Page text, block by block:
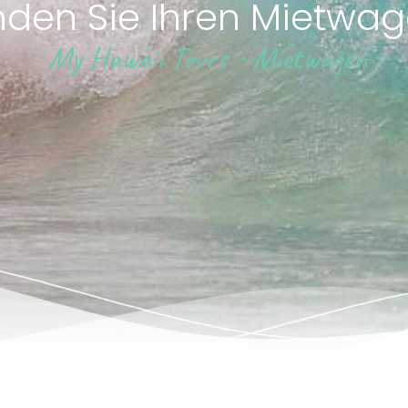
Sie Ihren
My Hawaii Tours • Mietwagen